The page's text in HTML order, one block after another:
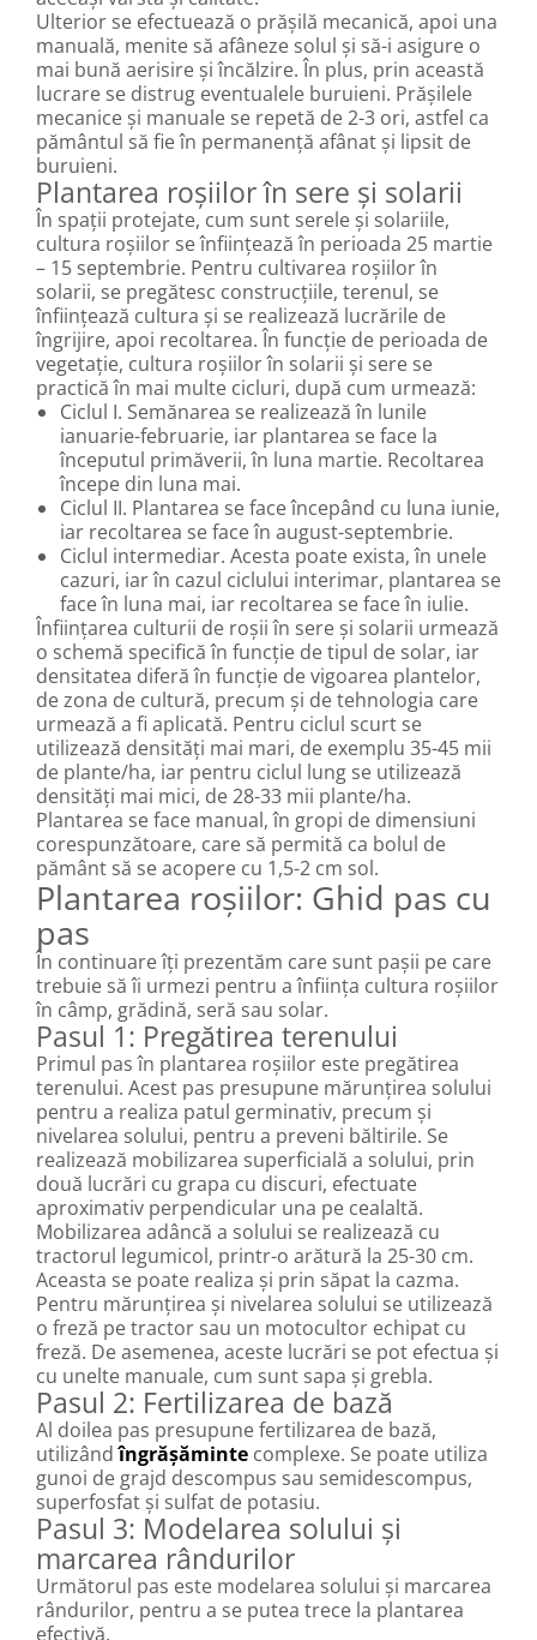
Ulterior se efectuează o prășilă mecanică, apoi una
manuală, menite să afâneze solul și să-i asigure o
mai bună aerisire și încălzire. În plus, prin această
lucrare se distrug eventualele buruieni. Prășilele
mecanice și manuale se repetă de 2-3 ori, astfel ca
pământul să fie în permanență afânat și lipsit de
buruieni.
Plantarea roșiilor în sere și solarii
În spații protejate, cum sunt serele și solariile,
cultura roșiilor se înființează în perioada 25 martie
– 15 septembrie. Pentru cultivarea roșiilor în
solarii, se pregătesc construcțiile, terenul, se
înființează cultura și se realizează lucrările de
îngrijire, apoi recoltarea. În funcție de perioada de
vegetație, cultura roșiilor în solarii și sere se
practică în mai multe cicluri, după cum urmează:
Ciclul I. Semănarea se realizează în lunile
ianuarie-februarie, iar plantarea se face la
începutul primăverii, în luna martie. Recoltarea
începe din luna mai.
Ciclul II. Plantarea se face începând cu luna iunie,
iar recoltarea se face în august-septembrie.
Ciclul intermediar. Acesta poate exista, în unele
cazuri, iar în cazul ciclului interimar, plantarea se
face în luna mai, iar recoltarea se face în iulie.
Înființarea culturii de roșii în sere și solarii urmează
o schemă specifică în funcție de tipul de solar, iar
densitatea diferă în funcție de vigoarea plantelor,
de zona de cultură, precum și de tehnologia care
urmează a fi aplicată. Pentru ciclul scurt se
utilizează densități mai mari, de exemplu 35-45 mii
de plante/ha, iar pentru ciclul lung se utilizează
densități mai mici, de 28-33 mii plante/ha.
Plantarea se face manual, în gropi de dimensiuni
corespunzătoare, care să permită ca bolul de
pământ să se acopere cu 1,5-2 cm sol.
Plantarea roșiilor: Ghid pas cu
pas
În continuare îți prezentăm care sunt pașii pe care
trebuie să îi urmezi pentru a înființa cultura roșiilor
în câmp, grădină, seră sau solar.
Pasul 1: Pregătirea terenului
Primul pas în plantarea roșiilor este pregătirea
terenului. Acest pas presupune mărunțirea solului
pentru a realiza patul germinativ, precum și
nivelarea solului, pentru a preveni băltirile. Se
realizează mobilizarea superficială a solului, prin
două lucrări cu grapa cu discuri, efectuate
aproximativ perpendicular una pe cealaltă.
Mobilizarea adâncă a solului se realizează cu
tractorul legumicol, printr-o arătură la 25-30 cm.
Aceasta se poate realiza și prin săpat la cazma.
Pentru mărunțirea și nivelarea solului se utilizează
o freză pe tractor sau un motocultor echipat cu
freză. De asemenea, aceste lucrări se pot efectua și
cu unelte manuale, cum sunt sapa și grebla.
Pasul 2: Fertilizarea de bază
Al doilea pas presupune fertilizarea de bază,
utilizândîngrășăminte complexe. Se poate utiliza
gunoi de grajd descompus sau semidescompus,
superfosfat și sulfat de potasiu.
Pasul 3: Modelarea solului și
marcarea rândurilor
Următorul pas este modelarea solului și marcarea
rândurilor, pentru a se putea trece la plantarea
efectivă.